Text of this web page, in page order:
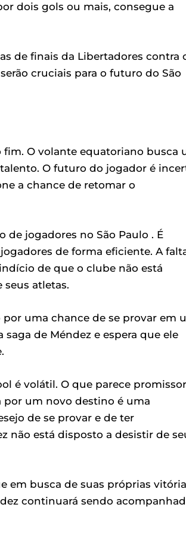
dois gols ou mais, consegue a
de finais da Libertadores contra
cruciais para o futuro do São
fim. O volante equatoriano busca
O futuro do jogador é
a chance de retomar o
de jogadores no São Paulo . É
de forma eficiente. A
de que o clube não está
atletas.
uma chance de se provar em
de Méndez e espera que ele
é volátil. O que parece promissor
um novo destino é uma
de se provar e de ter
não está disposto a desistir de
em busca de suas próprias
continuará sendo